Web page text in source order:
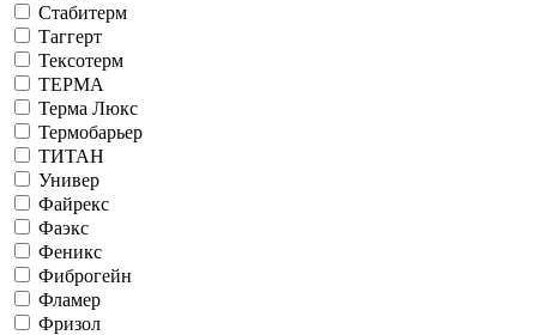
Стабитерм
Таггерт
Тексотерм
ТЕРМА
Терма Люкс
Термобарьер
ТИТАН
Универ
Файрекс
Фаэкс
Феникс
Фиброгейн
Фламер
Фризол